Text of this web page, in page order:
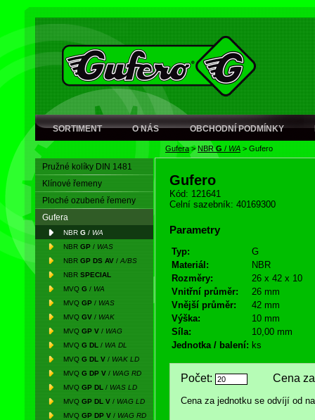
SORTIMENT O NÁS OBCHODNÍ PODMÍNKY
Gufera> NBRG / WA > Gufero
Pružné kolíky DIN 1481
Klínové řemeny
Ploché ozubené řemeny
Gufera
NBR G / WA
NBR GP / WAS
NBR GP DS AV / A/BS
NBR SPECIAL
MVQ G / WA
MVQ GP / WAS
MVQ GV / WAK
MVQ GP V / WAG
MVQ G DL / WA DL
MVQ G DL V / WAK LD
MVQ G DP V / WAG RD
MVQ GP DL / WAS LD
MVQ GP DL V / WAG LD
MVQ GP DP V / WAG RD
Gufero
Kód: 121641
Celní sazebník: 40169300
Parametry
Typ:
G
Materiál:
NBR
Rozměry:
26 x 42 x 10
Vnitřní průměr:
26 mm
Vnější průměr:
42 mm
Výška:
10 mm
Síla:
10,00 mm
Jednotka / balení: ks
Počet: Cena za
Cena za jednotku se odvíjí od